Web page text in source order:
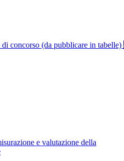
concorso (da pubblicare in tabelle)
e valutazione della